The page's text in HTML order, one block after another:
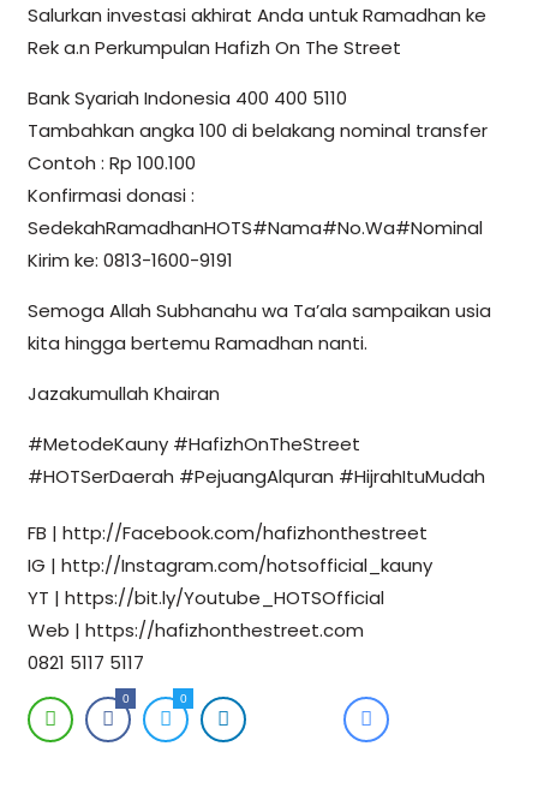
Salurkan investasi akhirat Anda untuk Ramadhan ke
Rek a.n Perkumpulan Hafizh On The Street
Bank Syariah Indonesia 400 400 5110
Tambahkan angka 100 di belakang nominal transfer
Contoh : Rp 100.100
Konfirmasi donasi :
SedekahRamadhanHOTS#Nama#No.Wa#Nominal
Kirim ke: 0813-1600-9191
Semoga Allah Subhanahu wa Ta’ala sampaikan usia
kita hingga bertemu Ramadhan nanti.
Jazakumullah Khairan
#MetodeKauny #HafizhOnTheStreet
#HOTSerDaerah #PejuangAlquran #HijrahItuMudah
FB | http://Facebook.com/hafizhonthestreet
IG | http://Instagram.com/hotsofficial_kauny
YT | https://bit.ly/Youtube_HOTSOfficial
Web | https://hafizhonthestreet.com
0821 5117 5117
0 0